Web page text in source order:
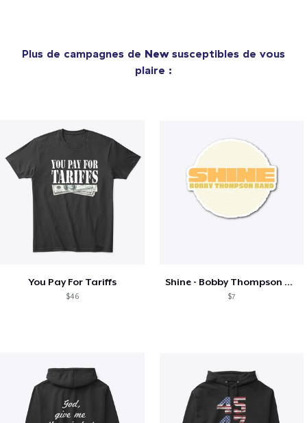
Plus de campagnes de Newsusceptibles de vous
plaire :
You Pay For Tariffs
$46
Shine - Bobby Thompson Band Merch
$7